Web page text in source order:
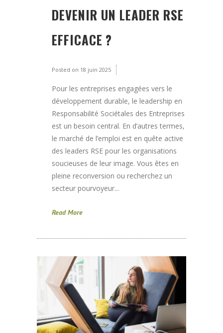
DEVENIR UN LEADER RSE
EFFICACE ?
Posted on 18 juin 2025
Pour les entreprises engagées vers le
développement durable, le leadership en
Responsabilité Sociétales des Entreprises
est un besoin central. En d’autres termes,
le marché de l’emploi est en quête active
des leaders RSE pour les organisations
soucieuses de leur image. Vous êtes en
pleine reconversion ou recherchez un
secteur pourvoyeur...
Read More